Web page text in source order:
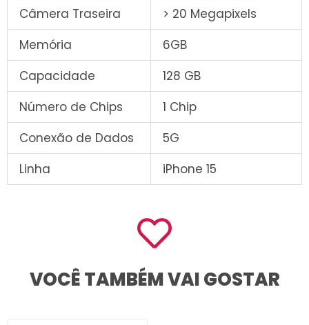
Câmera Traseira
> 20 Megapixels
Memória
6GB
Capacidade
128 GB
Número de Chips
1 Chip
Conexão de Dados
5G
Linha
iPhone 15
VOCÊ TAMBÉM VAI GOSTAR